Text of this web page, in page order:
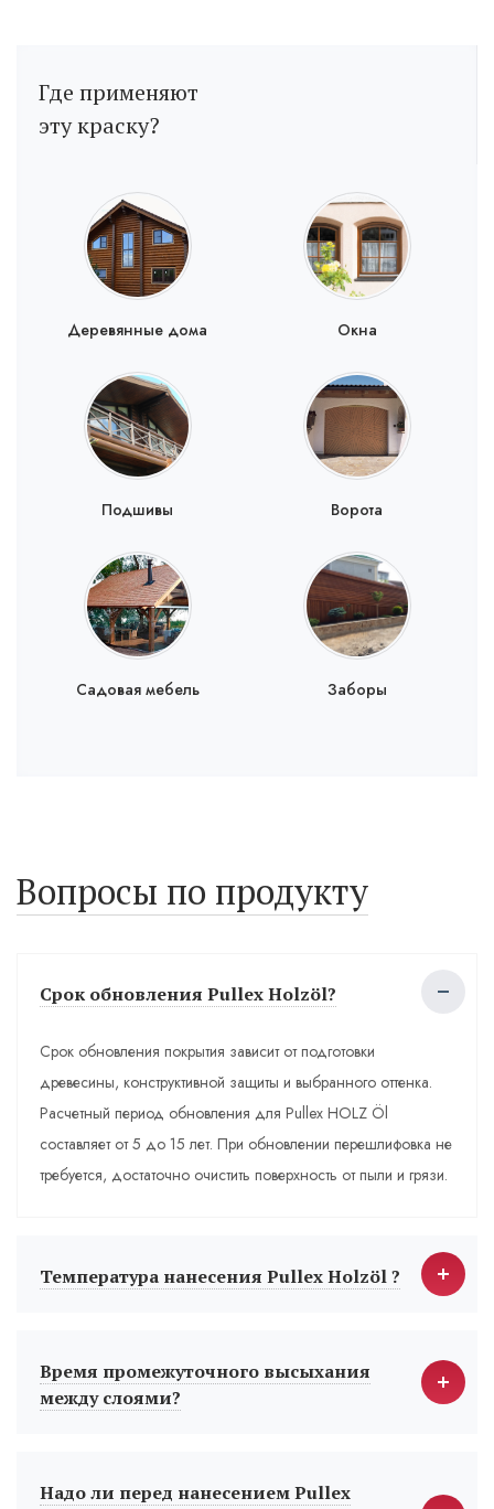
Где применяют
эту краску?
Деревянные дома Окна
Подшивы Ворота
Садовая мебель Заборы
Вопросы по продукту
Срок обновления Pullex Holzöl?
Срок обновления покрытия зависит от подготовки
древесины, конструктивной защиты и выбранного оттенка.
Расчетный период обновления для Pullex HOLZ Öl
составляет от 5 до 15 лет. При обновлении перешлифовка не
требуется, достаточно очистить поверхность от пыли и грязи.
Температура нанесения Pullex Holzöl ?
Время промежуточного высыхания
между слоями?
Надо ли перед нанесением Pullex